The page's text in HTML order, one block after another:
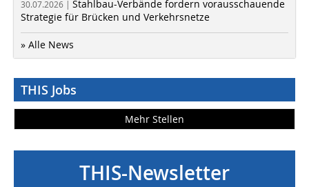
30.07.2026 | Stahlbau-Verbände fordern vorausschauende
Strategie für Brücken und Verkehrsnetze
» Alle News
THIS Jobs
Mehr Stellen
THIS-Newsletter